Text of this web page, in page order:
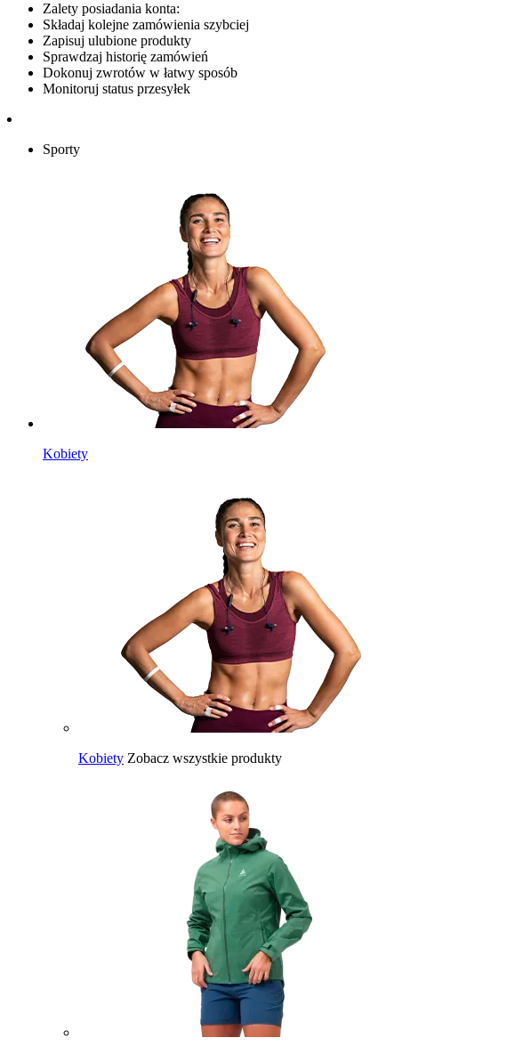
Zalety posiadania konta:
Składaj kolejne zamówienia szybciej
Zapisuj ulubione produkty
Sprawdzaj historię zamówień
Dokonuj zwrotów w łatwy sposób
Monitoruj status przesyłek
Sporty
Kobiety
Kobiety Zobacz wszystkie produkty